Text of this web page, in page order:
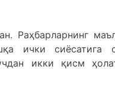
Раҳбарларнинг
ички сиёсатига
икки қисм